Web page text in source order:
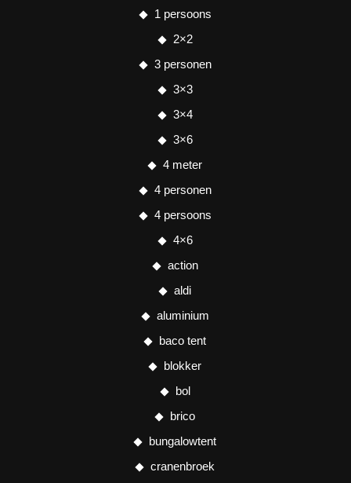
1 persoons
2×2
3 personen
3×3
3×4
3×6
4 meter
4 personen
4 persoons
4×6
action
aldi
aluminium
baco tent
blokker
bol
brico
bungalowtent
cranenbroek